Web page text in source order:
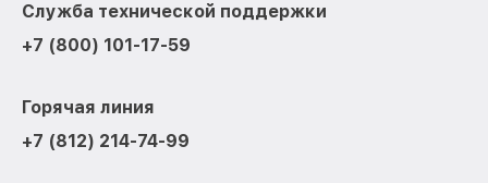
Служба технической поддержки
+7 (800) 101-17-59
Горячая линия
+7 (812) 214-74-99